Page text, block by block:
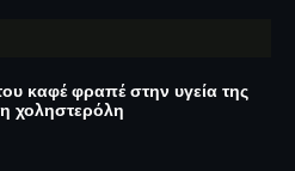
καφέ φραπέ στην υγεία της
χοληστερόλη